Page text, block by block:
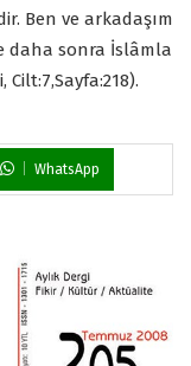
Ben ve arkadaşım
daha sonra İslâmla
WhatsApp